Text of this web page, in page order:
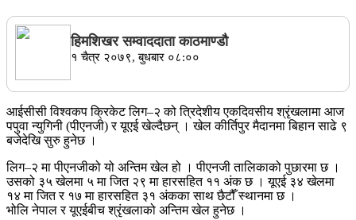
हिमशिखर सम्वाददाता काठमाण्डौ
१ चैत्र २०७९, बुधबार ०८:००
आईसीसी विश्वकप क्रिकेट लिग–२ को त्रिदेशीय एकदिवसीय श्रृंखलामा आज
पपुवा न्युगिनी (पीएनजी) र यूएई खेल्दैछन् । खेल कीर्तिपुर मैदानमा बिहान साढे ९
बजेदेखि सुरु हुनेछ ।
लिग–२ मा पीएनजीको यो अन्तिम खेल हो । पीएनजी तालिकाको पुछारमा छ ।
उसको ३५ खेलमा ५ मा जित २९ मा हारसहित ११ अंक छ । यूएई ३४ खेलमा
१४ मा जित र १७ मा हारसहित ३१ अंकका साथ छैटौँ स्थानमा छ ।
भोलि नेपाल र यूएईबीच श्रृंखलाको अन्तिम खेल हुनेछ ।